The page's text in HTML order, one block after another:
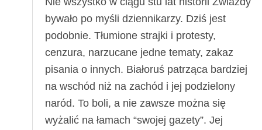
bywało po myśli dziennikarzy. Dziś jest
podobnie. Tłumione strajki i protesty,
cenzura, narzucane jedne tematy, zakaz
pisania o innych. Białoruś patrząca bardziej
na wschód niż na zachód i jej podzielony
naród. To boli, a nie zawsze można się
wyżalić na łamach “swojej gazety”. Jej